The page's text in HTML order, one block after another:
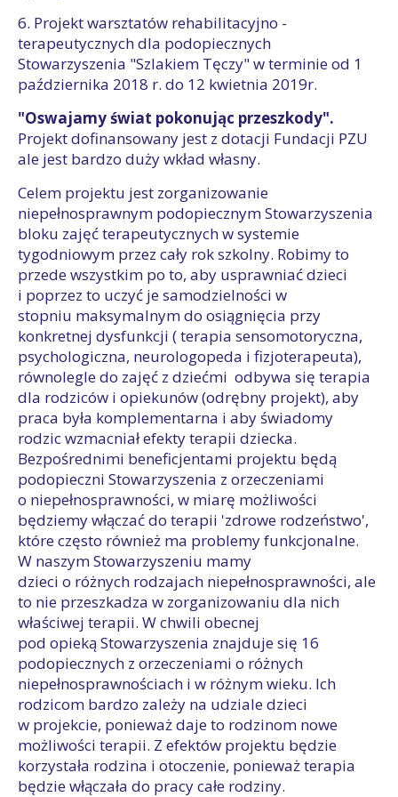
6. Projekt warsztatów rehabilitacyjno -
terapeutycznych dla podopiecznych
Stowarzyszenia "Szlakiem Tęczy" w terminie od 1
października 2018 r. do 12 kwietnia 2019r.
"Oswajamy świat pokonując przeszkody".
Projekt dofinansowany jest z dotacji Fundacji PZU
ale jest bardzo duży wkład własny.
Celem projektu jest zorganizowanie
niepełnosprawnym podopiecznym Stowarzyszenia
bloku zajęć terapeutycznych w systemie
tygodniowym przez cały rok szkolny. Robimy to
przede wszystkim po to, aby usprawniać dzieci
i poprzez to uczyć je samodzielności w
stopniu maksymalnym do osiągnięcia przy
konkretnej dysfunkcji ( terapia sensomotoryczna,
psychologiczna, neurologopeda i fizjoterapeuta),
równolegle do zajęć z dziećmi odbywa się terapia
dla rodziców i opiekunów (odrębny projekt), aby
praca była komplementarna i aby świadomy
rodzic wzmacniał efekty terapii dziecka.
Bezpośrednimi beneficjentami projektu będą
podopieczni Stowarzyszenia z orzeczeniami
o niepełnosprawności, w miarę możliwości
będziemy włączać do terapii 'zdrowe rodzeństwo',
które często również ma problemy funkcjonalne.
W naszym Stowarzyszeniu mamy
dzieci o różnych rodzajach niepełnosprawności, ale
to nie przeszkadza w zorganizowaniu dla nich
właściwej terapii. W chwili obecnej
pod opieką Stowarzyszenia znajduje się 16
podopiecznych z orzeczeniami o różnych
niepełnosprawnościach i w różnym wieku. Ich
rodzicom bardzo zależy na udziale dzieci
w projekcie, ponieważ daje to rodzinom nowe
możliwości terapii. Z efektów projektu będzie
korzystała rodzina i otoczenie, ponieważ terapia
będzie włączała do pracy całe rodziny.